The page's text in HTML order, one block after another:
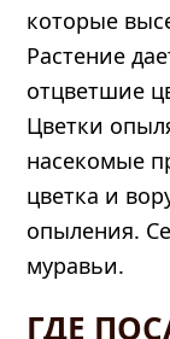
которые
Растение
отцветшие
Цветки
насекомые
цветка и
опыления.
муравьи.
ГДЕ